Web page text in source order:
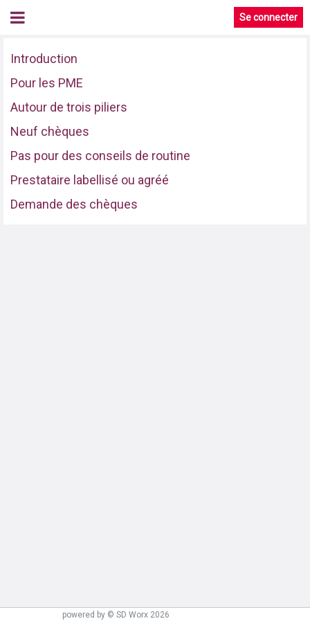
Se connecter
Introduction
Pour les PME
Autour de trois piliers
Neuf chèques
Pas pour des conseils de routine
Prestataire labellisé ou agréé
Demande des chèques
powered by © SD Worx 2026